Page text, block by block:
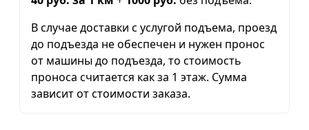
В случае доставки с услугой подъема, проезд
до подъезда не обеспечен и нужен пронос
от машины до подъезда, то стоимость
проноса считается как за 1 этаж. Сумма
зависит от стоимости заказа.